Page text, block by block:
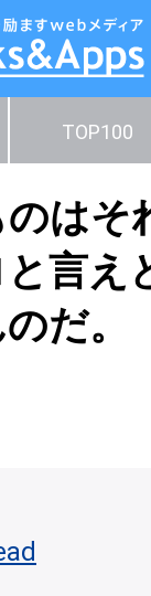
TOP100
はそ
言え
だ。